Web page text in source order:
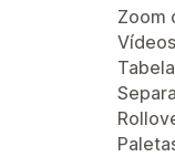
Zoom